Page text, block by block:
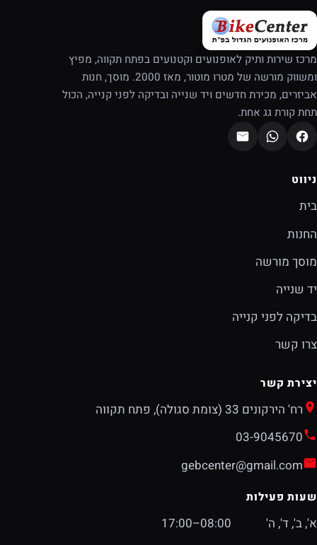
מרכז שירות ותיק לאופנועים וקטנועים בפתח תקווה, מפיץ
ומשווק מורשה של מטרו מוטור, מאז 2000. מוסך, חנות
אביזרים, מכירת חדשים ויד שנייה ובדיקה לפני קנייה, הכול
תחת קורת גג אחת.
ניווט
בית
החנות
מוסך מורשה
יד שנייה
בדיקה לפני קנייה
צרו קשר
יצירת קשר
רח' הירקונים 33 (צומת סגולה), פתח תקווה
03-9045670
gebcenter@gmail.com
שעות פעילות
א', ב', ד', ה'
08:00–17:00